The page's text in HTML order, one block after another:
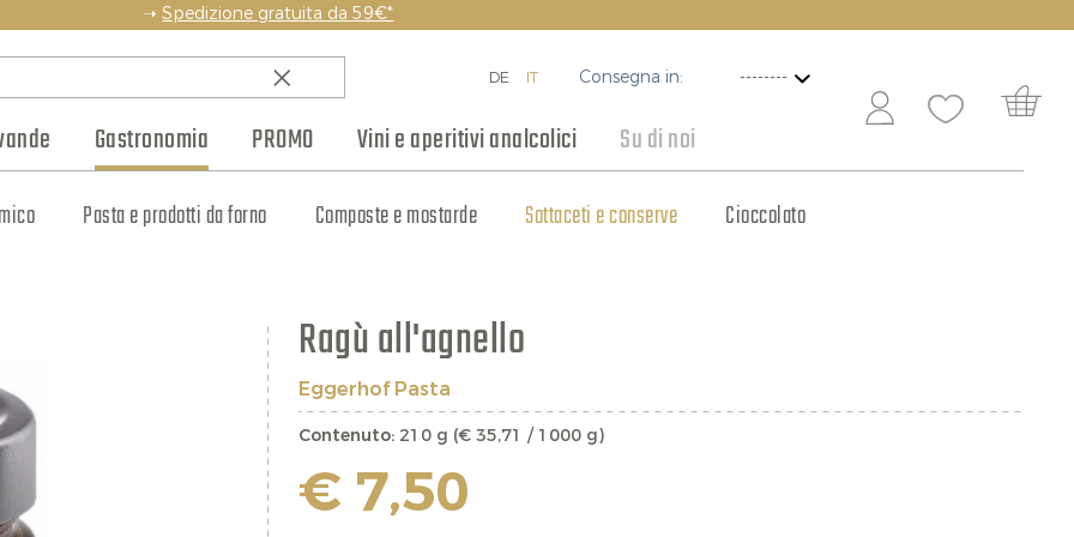
➝Spedizione gratuita da 59€*
DE IT Consegna in:
Gastronomia PROMO Vini e aperitivi analcolici Su di noi
Paesi Regioni Selezioni vino Bottiglie piccole Vini per ogni occasione
Champagne Altri spumanti
Rum Whisky Liquori e amari Cognac e Armagnac
Pasta e prodotti da forno Composte e mostarde Sottaceti e conserve Cioccolato
Weinhaus Club Blog Produttori Jobs
Ragù all'agnello
Eggerhof Pasta
Contenuto: 210 g (€ 35,71 / 1000 g)
€ 7,50